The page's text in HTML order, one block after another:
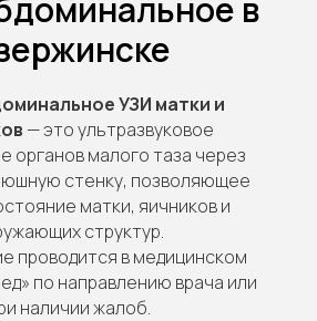
в
УЗИ матки и
— это ультразвуковое
органов малого таза через
стенку, позволяющее
матки, яичников и
структур.
проводится в медицинском
по направлению врача или
наличии жалоб.